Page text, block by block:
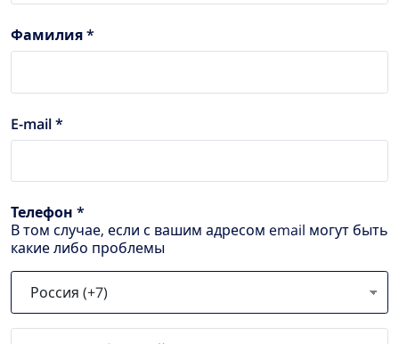
Фамилия *
E-mail *
Телефон *
В том случае, если с вашим адресом email могут быть
какие либо проблемы